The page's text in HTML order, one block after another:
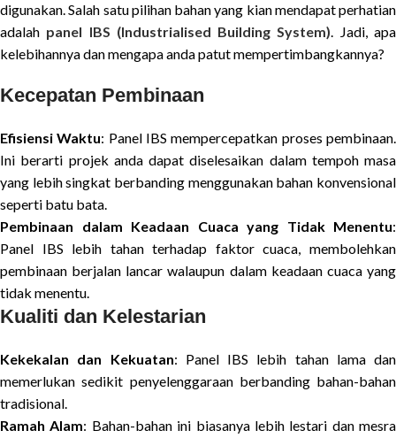
digunakan. Salah satu pilihan bahan yang kian mendapat perhatian
adalah panel IBS (Industrialised Building System). Jadi, apa
kelebihannya dan mengapa anda patut mempertimbangkannya?
Kecepatan Pembinaan
Efisiensi Waktu: Panel IBS mempercepatkan proses pembinaan.
Ini berarti projek anda dapat diselesaikan dalam tempoh masa
yang lebih singkat berbanding menggunakan bahan konvensional
seperti batu bata.
Pembinaan dalam Keadaan Cuaca yang Tidak Menentu:
Panel IBS lebih tahan terhadap faktor cuaca, membolehkan
pembinaan berjalan lancar walaupun dalam keadaan cuaca yang
tidak menentu.
Kualiti dan Kelestarian
Kekekalan dan Kekuatan: Panel IBS lebih tahan lama dan
memerlukan sedikit penyelenggaraan berbanding bahan-bahan
tradisional.
Ramah Alam: Bahan-bahan ini biasanya lebih lestari dan mesra